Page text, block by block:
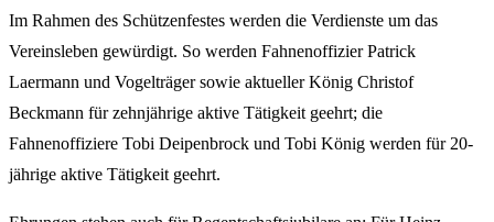
Im Rahmen des Schützenfestes werden die Verdienste um das
Vereinsleben gewürdigt. So werden Fahnenoffizier Patrick
Laermann und Vogelträger sowie aktueller König Christof
Beckmann für zehnjährige aktive Tätigkeit geehrt; die
Fahnenoffiziere Tobi Deipenbrock und Tobi König werden für 20-
jährige aktive Tätigkeit geehrt.